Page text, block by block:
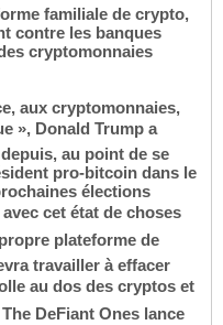
familiale de crypto,
contre les banques
cryptomonnaies
aux cryptomonnaies,
», Donald Trump a
au point de se
pro-bitcoin dans le
élections
cet état de choses
plateforme de
travailler à effacer
au dos des cryptos et
DeFiant Ones lance